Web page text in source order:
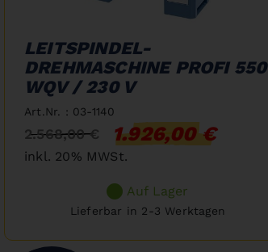
LEITSPINDEL-
DREHMASCHINE PROFI 550
WQV / 230 V
Art.Nr. : 03-1140
2.568,00 € 1.926,00 €
inkl. 20% MWSt.
Auf Lager
Lieferbar in 2-3 Werktagen